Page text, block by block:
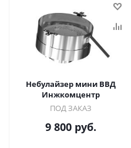
Небулайзер мини ВВД
Инжкомцентр
ПОД ЗАКАЗ
9 800руб.